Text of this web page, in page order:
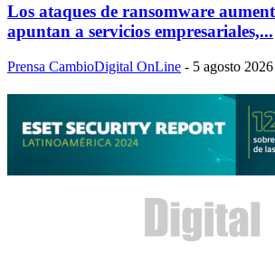
Los ataques de ransomware
apuntan a servicios empresariales,...
Prensa CambioDigital OnLine - 5 agosto 2026